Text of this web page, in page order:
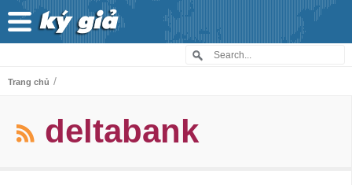
Trang chủ /
deltabank